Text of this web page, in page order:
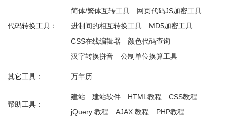
代码转换工具：
简体/繁体互转工具
网页代码JS加密工具
进制间的相互转换工具
MD5加密工具
CSS在线编辑器
颜色代码查询
汉字转换拼音
公制单位换算工具
其它工具： 万年历
帮助工具：
建站 建站软件 HTML教程
CSS教程
jQuery 教程
AJAX 教程 PHP教程